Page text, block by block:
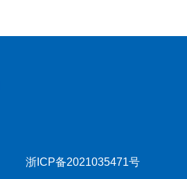
浙ICP备2021035471号